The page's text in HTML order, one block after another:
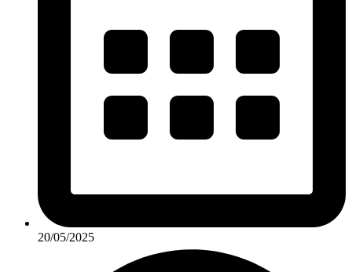
20/05/2025